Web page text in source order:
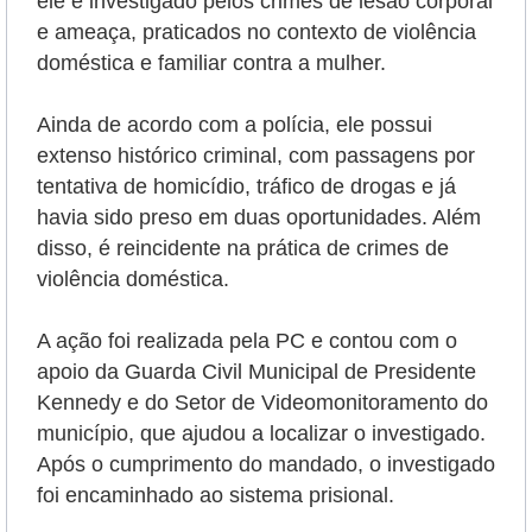
e ameaça, praticados no contexto de violência
doméstica e familiar contra a mulher.
Ainda de acordo com a polícia, ele possui
extenso histórico criminal, com passagens por
tentativa de homicídio, tráfico de drogas e já
havia sido preso em duas oportunidades. Além
disso, é reincidente na prática de crimes de
violência doméstica.
A ação foi realizada pela PC e contou com o
apoio da Guarda Civil Municipal de Presidente
Kennedy e do Setor de Videomonitoramento do
município, que ajudou a localizar o investigado.
Após o cumprimento do mandado, o investigado
foi encaminhado ao sistema prisional.